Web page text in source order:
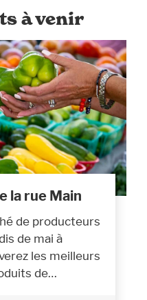
à venir
la rue Main
de producteurs
de mai à
les meilleurs
de…